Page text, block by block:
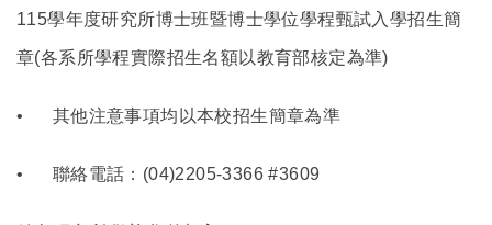
115學年度研究所博士班暨博士學位學程甄試入學招生簡
章(各系所學程實際招生名額以教育部核定為準)
• 其他注意事項均以本校招生簡章為準
• 聯絡電話：(04)2205-3366 #3609